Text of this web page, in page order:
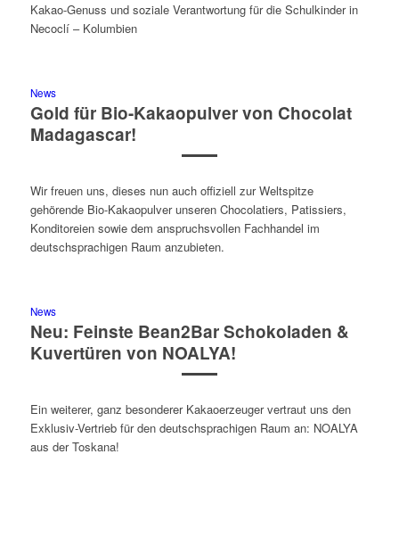
Kakao-Genuss und soziale Verantwortung für die Schulkinder in
Necoclí – Kolumbien
News
Gold für Bio-Kakaopulver von Chocolat
Madagascar!
Wir freuen uns, dieses nun auch offiziell zur Weltspitze
gehörende Bio-Kakaopulver unseren Chocolatiers, Patissiers,
Konditoreien sowie dem anspruchsvollen Fachhandel im
deutschsprachigen Raum anzubieten.
News
Neu: Feinste Bean2Bar Schokoladen &
Kuvertüren von NOALYA!
Ein weiterer, ganz besonderer Kakaoerzeuger vertraut uns den
Exklusiv-Vertrieb für den deutschsprachigen Raum an: NOALYA
aus der Toskana!